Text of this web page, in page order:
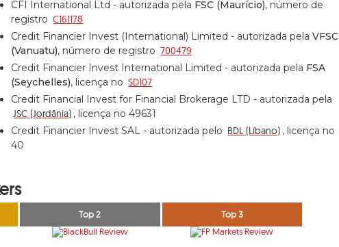
CFI International Ltd - autorizada pela FSC (Maurício), número de
registro C161178
Credit Financier Invest (International) Limited - autorizada pelaVFSC
(Vanuatu), número de registro 700479
Credit Financier Invest International Limited - autorizada pela FSA
(Seychelles), licença no SD107
Credit Financial Invest for Financial Brokerage LTD - autorizada pela
JSC (Jordânia) , licença no 49631
Credit Financier Invest SAL - autorizada pelo BDL (Líbano) , licença no
40
Top 2 Top 3